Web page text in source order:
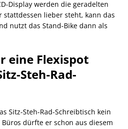
Display werden die geradelten
stattdessen lieber steht, kann das
nutzt das Stand-Bike dann als
eine Flexispot
Steh-Rad-
Sitz-Steh-Rad-Schreibtisch kein
dürfte er schon aus diesem